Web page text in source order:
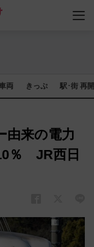
両 きっぷ 駅･街 再
由来の電力
％ JR西日